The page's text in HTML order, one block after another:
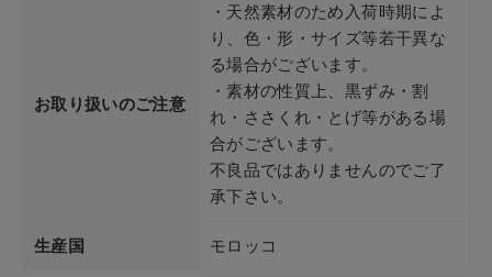
お取り扱いのご注意
・天然素材のため入荷時期によ
り、色・形・サイズ等若干異な
る場合がございます。
・素材の性質上、黒ずみ・割
れ・ささくれ・とげ等がある場
合がございます。
不良品ではありませんのでご了
承下さい。
生産国 モロッコ